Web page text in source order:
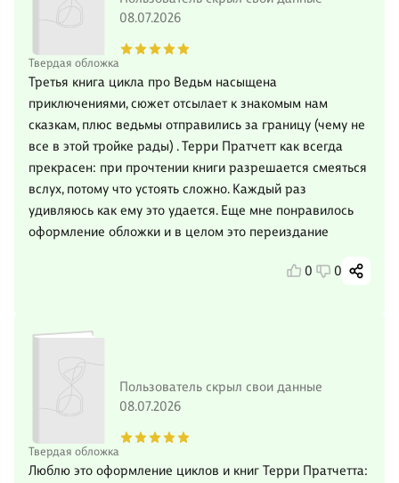
Твердая обложка
08.07.2026
Третья книга цикла про Ведьм насыщена
приключениями, сюжет отсылает к знакомым нам
сказкам, плюс ведьмы отправились за границу (чему не
все в этой тройке рады) . Терри Пратчетт как всегда
прекрасен: при прочтении книги разрешается смеяться
вслух, потому что устоять сложно. Каждый раз
удивляюсь как ему это удается. Еще мне понравилось
оформление обложки и в целом это переиздание
0 0
Твердая обложка
Пользователь скрыл свои данные
08.07.2026
Люблю это оформление циклов и книг Терри Пратчетта: